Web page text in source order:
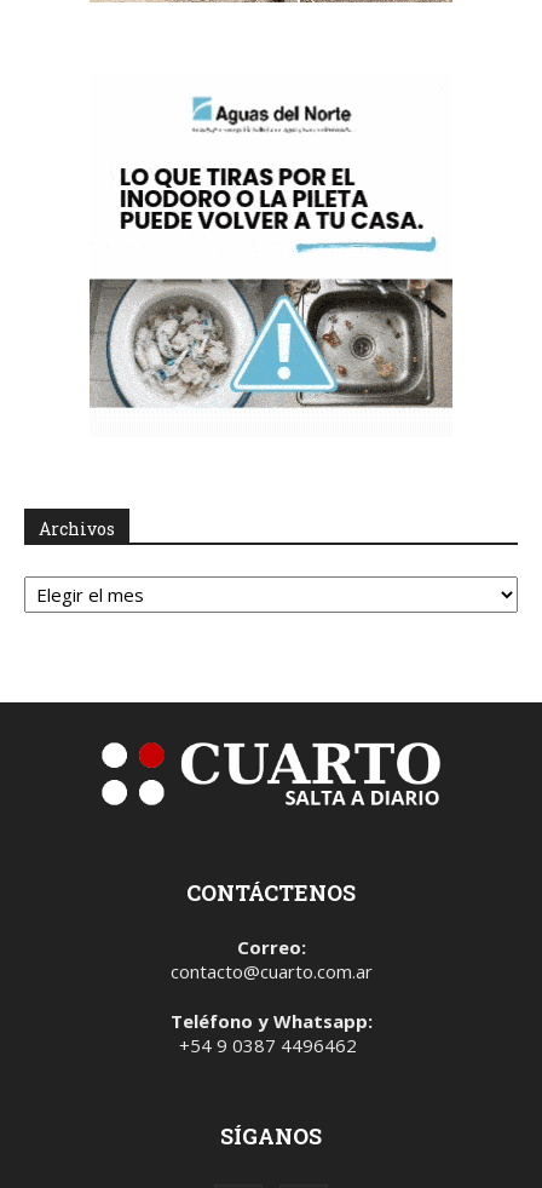
Archivos
Archivos
CONTÁCTENOS
Correo:
contacto@cuarto.com.ar
Teléfono y Whatsapp:
+54 9 0387 4496462
SÍGANOS